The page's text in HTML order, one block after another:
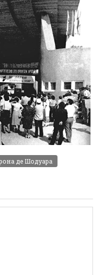
ІМ. Ю.
ТІ
Фото Житомир (1970-
де Шодуара